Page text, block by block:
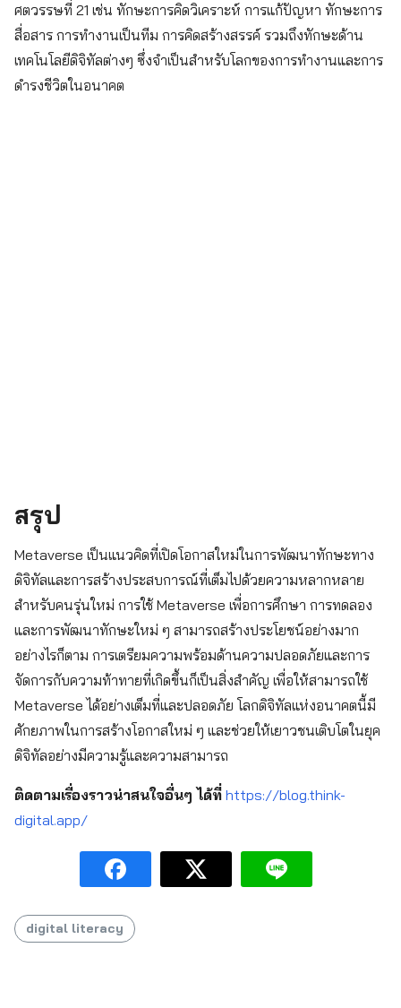
ศตวรรษที่ 21 เช่น ทักษะการคิดวิเคราะห์ การแก้ปัญหา ทักษะการ
สื่อสาร การทำงานเป็นทีม การคิดสร้างสรรค์ รวมถึงทักษะด้าน
เทคโนโลยีดิจิทัลต่างๆ ซึ่งจำเป็นสำหรับโลกของการทำงานและการ
ดำรงชีวิตในอนาคต
สรุป
Metaverse เป็นแนวคิดที่เปิดโอกาสใหม่ในการพัฒนาทักษะทาง
ดิจิทัลและการสร้างประสบการณ์ที่เต็มไปด้วยความหลากหลาย
สำหรับคนรุ่นใหม่ การใช้ Metaverse เพื่อการศึกษา การทดลอง
และการพัฒนาทักษะใหม่ ๆ สามารถสร้างประโยชน์อย่างมาก
อย่างไรก็ตาม การเตรียมความพร้อมด้านความปลอดภัยและการ
จัดการกับความท้าทายที่เกิดขึ้นก็เป็นสิ่งสำคัญ เพื่อให้สามารถใช้
Metaverse ได้อย่างเต็มที่และปลอดภัย โลกดิจิทัลแห่งอนาคตนี้มี
ศักยภาพในการสร้างโอกาสใหม่ ๆ และช่วยให้เยาวชนเติบโตในยุค
ดิจิทัลอย่างมีความรู้และความสามารถ
ติดตามเรื่องราวน่าสนใจอื่นๆ ได้ที่ https://blog.think-
digital.app/
digital literacy